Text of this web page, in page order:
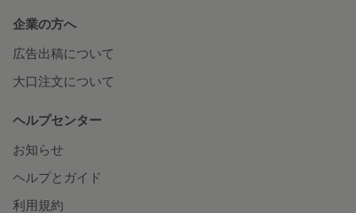
企業の方へ
広告出稿について
大口注文について
ヘルプセンター
お知らせ
ヘルプとガイド
利用規約